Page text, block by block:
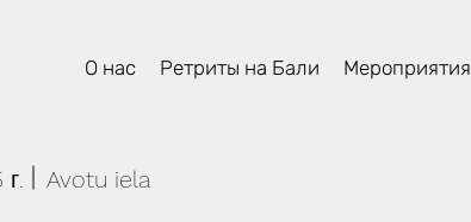
О нас Ретриты на Бали Мероприятия
Avotu iela